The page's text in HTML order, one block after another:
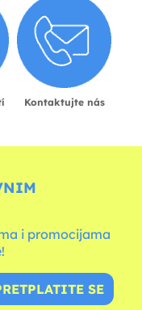
Kontaktujte nás
i promocijama
SE